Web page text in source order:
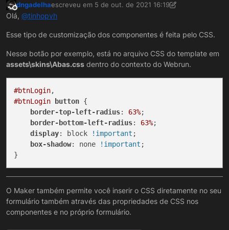
deixa o botão neste formato
Offline
dngadelhaescreveu em 5 de out. de 2021 16:19
última edição por dngadelha10 de mai. de 2021 13:23
Olá, @tinhopvh
Esse tipo de customização dos componentes é feita pelo CSS.
Nesse botão por exemplo, está no arquivo CSS do template em
assets\skins\Abas.css dentro do contexto do Webrun.
#btnLogin
#btnLogin
button {
border-top-left-radius: 63%;
border-bottom-left-radius: 63%;
display: block !important ;
box-shadow: none !important ;
O Maker também permite você inserir o CSS diretamente no seu
formulário também através das propriedades de CSS nos
componentes e no próprio formulário.